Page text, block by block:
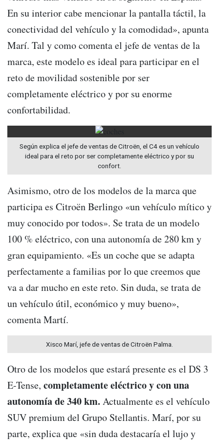
En su interior cabe mencionar la pantalla táctil, la
conectividad del vehículo y la comodidad», apunta
Marí. Tal y como comenta el jefe de ventas de la
marca, este modelo es ideal para participar en el
reto de movilidad sostenible por ser
completamente eléctrico y por su enorme
confortabilidad.
Según explica el jefe de ventas de Citroën, el C4 es un vehículo
ideal para el reto por ser completamente eléctrico y por su
confort.
Asimismo, otro de los modelos de la marca que
participa es Citroën Berlingo «un vehículo mítico y
muy conocido por todos». Se trata de un modelo
100 % eléctrico, con una autonomía de 280 km y
gran equipamiento. «Es un coche que se adapta
perfectamente a familias por lo que creemos que
va a dar mucho en este reto. Sin duda, se trata de
un vehículo útil, económico y muy bueno»,
comenta Martí.
Xisco Marí, jefe de ventas de Citroën Palma.
Otro de los modelos que estará presente es el DS 3
E-Tense, completamente eléctrico y con una
autonomía de 340 km. Actualmente es el vehículo
SUV premium del Grupo Stellantis. Marí, por su
parte, explica que «sin duda destacaría el lujo y